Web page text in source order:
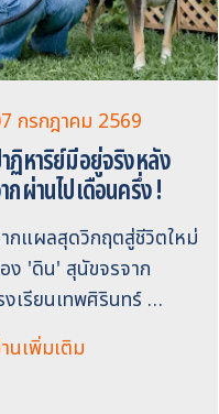
กรกฎาคม 2569
ฏิหาริย์มีอยู่จริงหลัง
กผ่านไปเดือนครึ่ง !
กแผลสุดวิกฤตสู่ชีวิตใหม่
ง 'ดิน' สุนัขจรจาก
งเรียนเทพศิรินทร์ …
นเพิ่มเติม